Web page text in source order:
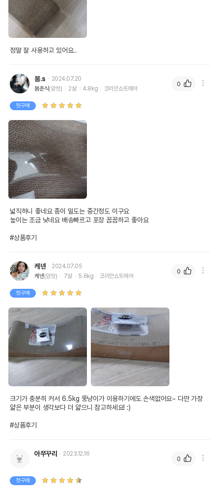
정말 잘 사용하고 있어요..
봄.s
2024.07.20
봄춘식(암컷) 2살 4.8kg 코리안쇼트헤어
첫구매
넓직하니 좋네요 종이 밀도는 중간정도 이구요
높이는 조금 낮네요 배송빠르고 포장 꼼꼼하고 좋아요
#상품후기
0
케넨
2024.07.05
케넨(암컷) 7살 5.6kg 코리안쇼트헤어
첫구매
크기가 충분히 커서 6.5kg 뚱냥이가 이용하기에도 손색없어요~ 다만 가장
얇은 부분이 생각보다 더 얇으니 참고하세요! :)
#상품후기
0
아쭈꾸리 2023.12.16
첫구매
0